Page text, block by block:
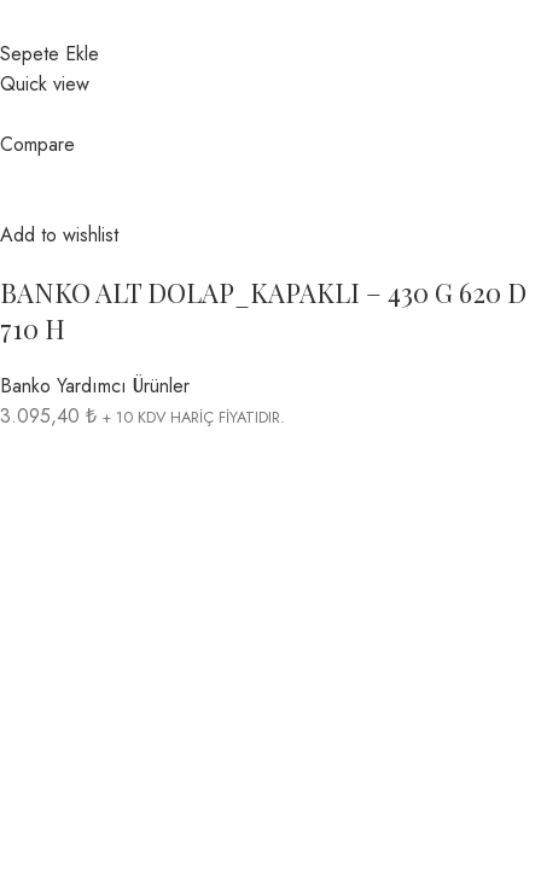
Sepete Ekle
Quick view
Compare
Add to wishlist
BANKO ALT DOLAP_KAPAKLI – 430 G 620 D
710 H
Banko Yardımcı Ürünler
3.095,40 ₺ + 10 KDV HARİÇ FİYATIDIR.